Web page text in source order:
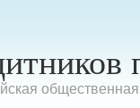
общественная